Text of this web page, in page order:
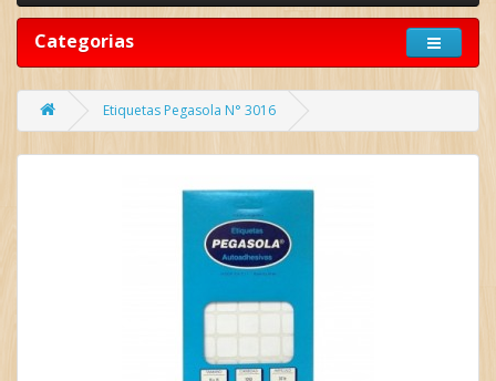
Categorias
Etiquetas Pegasola N° 3016